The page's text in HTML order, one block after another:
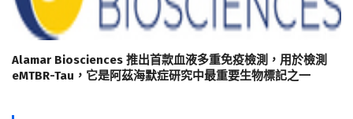
Alamar Biosciences 推出首款血液多重免疫檢測，用於檢測
eMTBR-Tau，它是阿茲海默症研究中最重要生物標記之一